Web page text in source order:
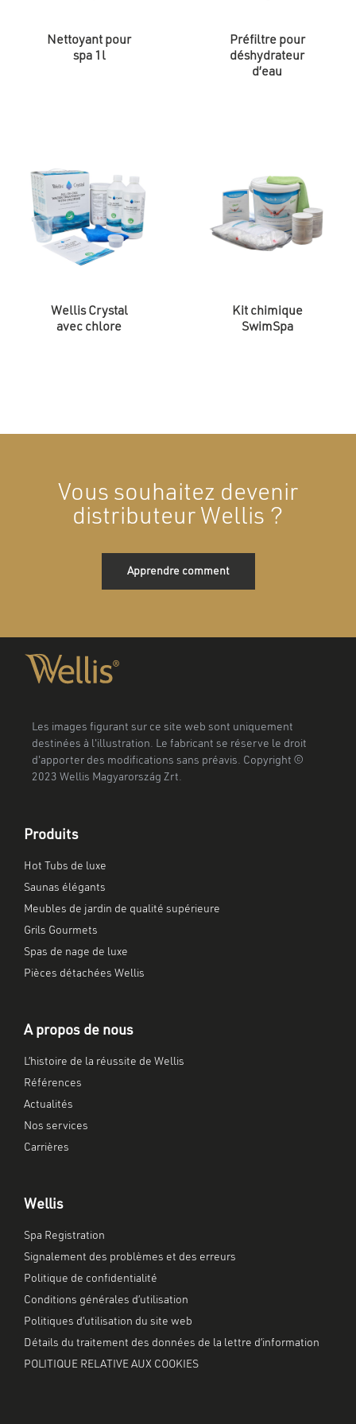
Nettoyant pour
spa 1l
Préfiltre pour
déshydrateur
d’eau
Wellis Crystal
avec chlore
Kit chimique
SwimSpa
Vous souhaitez devenir
distributeur Wellis ?
Apprendre comment
Les images figurant sur ce site web sont uniquement
destinées à l'illustration. Le fabricant se réserve le droit
d'apporter des modifications sans préavis. Copyright ©
2023 Wellis Magyarország Zrt.
Produits
Hot Tubs de luxe
Saunas élégants
Meubles de jardin de qualité supérieure
Grils Gourmets
Spas de nage de luxe
Pièces détachées Wellis
A propos de nous
L’histoire de la réussite de Wellis
Références
Actualités
Nos services
Carrières
Wellis
Spa Registration
Signalement des problèmes et des erreurs
Politique de confidentialité
Conditions générales d’utilisation
Politiques d’utilisation du site web
Détails du traitement des données de la lettre d’information
POLITIQUE RELATIVE AUX COOKIES